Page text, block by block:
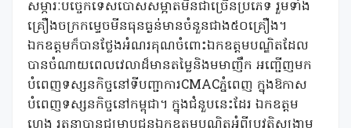
សម្ភារៈបច្ចេកទេសបោសសម្អាតមីនជាច្រេីនប្រភេទ រួមទាំង
គ្រឿងចក្រកម្ទេចមីនធុនធ្ងន់មានចំនួនជាង៥០គ្រឿង។
ឯកឧត្តមក៏បានថ្លែងអំណរគុណចំពោះឯកឧត្តមបណ្ឌិតដែល
បានចំណាយពេលវេលាដ៏មានតម្លៃនិងមមាញឹក អញ្ជើញមក
បំពេញទស្សនកិច្ចនៅទីបញ្ជាការCMACភ្នំពេញ ក្នុងឱកាស
បំពេញទស្សនកិច្ចនៅកម្ពុជា។ ក្នុងជំនួបនេះដែរ ឯកឧត្តម